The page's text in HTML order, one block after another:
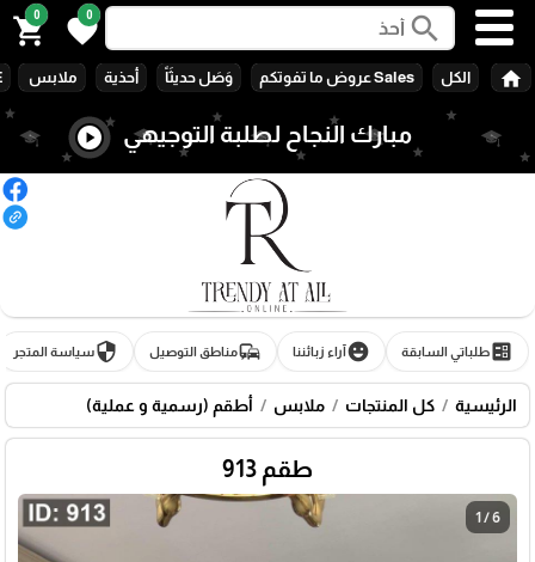
search
0
favorite
0
shopping_cart
home الكل Sales عروض ما تفوتكم وَصَل حديثَاً أحذية ملابس
مبارك النجاح لطلبة التوجيهي play_circle 🎓
ballotطلباتي السابقة emoji_emotionsآراء زبائننا commuteمناطق التوصيل securityسياسة المتجر
الرئيسية كل المنتجات ملابس أطقم (رسمية و عملية)
طقم 913
1 / 6